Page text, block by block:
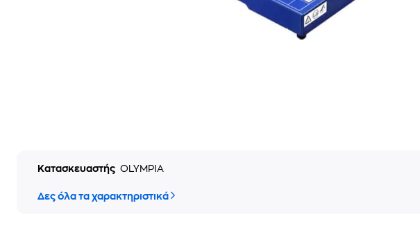
Κατασκευαστής OLYMPIA
Δες όλα τα χαρακτηριστικά